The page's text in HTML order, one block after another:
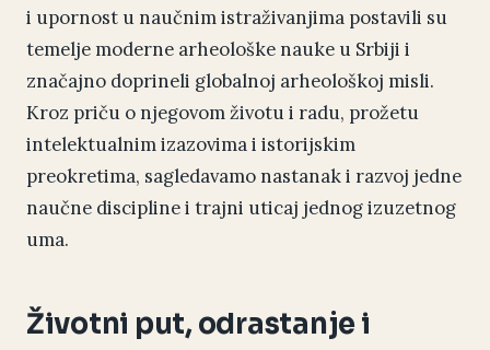
i upornost u naučnim istraživanjima postavili su
temelje moderne arheološke nauke u Srbiji i
značajno doprineli globalnoj arheološkoj misli.
Kroz priču o njegovom životu i radu, prožetu
intelektualnim izazovima i istorijskim
preokretima, sagledavamo nastanak i razvoj jedne
naučne discipline i trajni uticaj jednog izuzetnog
uma.
Životni put, odrastanje i